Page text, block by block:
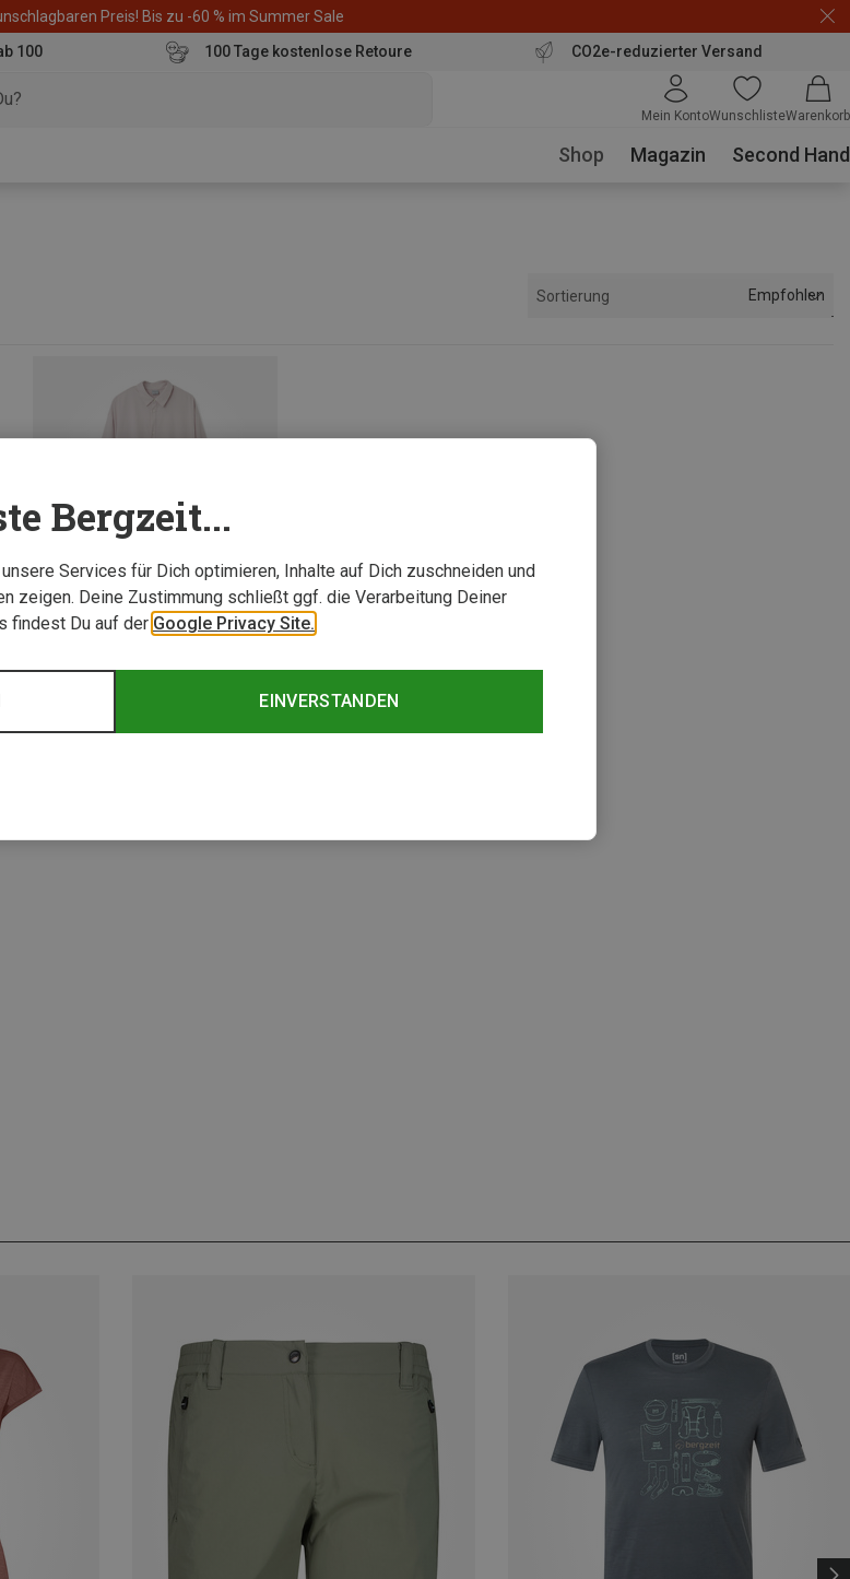
Preis! Bis zu -60 % im Summer Sale
100
100 Tage kostenlose Retoure CO2e-reduzierter Versand
Mein KontoWunschlisteWarenkorb
Shop Magazin Second Hand
Sortierung Empfohlen
Bergzeit...
Services für Dich optimieren, Inhalte auf Dich zuschneiden und
zeigen. Deine Zustimmung schließt ggf. die Verarbeitung Deiner
findest Du auf der Google Privacy Site.
EINVERSTANDEN